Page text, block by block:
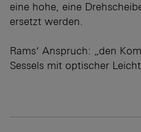
eine hohe, eine
ersetzt werden.
Rams‘ Anspruch: „den
Sessels mit optischer